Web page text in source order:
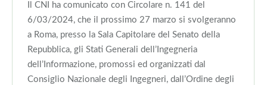
Il CNI ha comunicato con Circolare n. 141 del
6/03/2024, che il prossimo 27 marzo si svolgeranno
a Roma, presso la Sala Capitolare del Senato della
Repubblica, gli Stati Generali dell’Ingegneria
dell’Informazione, promossi ed organizzati dal
Consiglio Nazionale degli Ingegneri, dall’Ordine degli